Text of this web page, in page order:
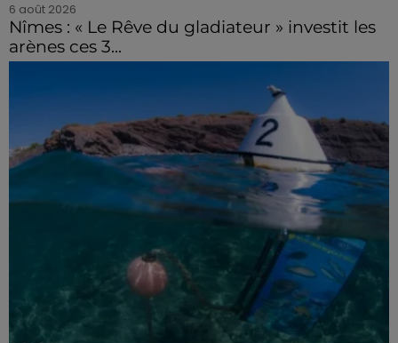
6 août 2026
Nîmes : « Le Rêve du gladiateur » investit les
arènes ces 3...